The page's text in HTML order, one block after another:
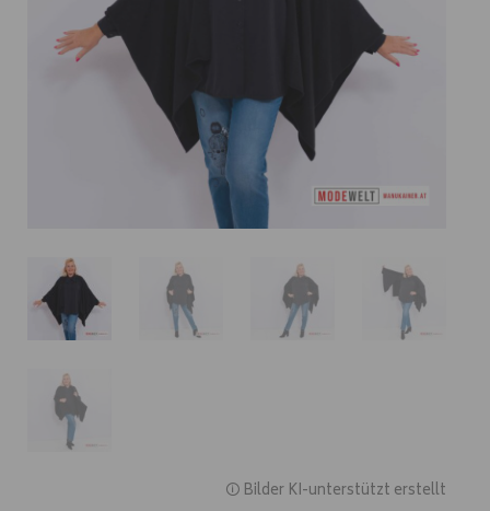
🛈 Bilder KI-unterstützt erstellt